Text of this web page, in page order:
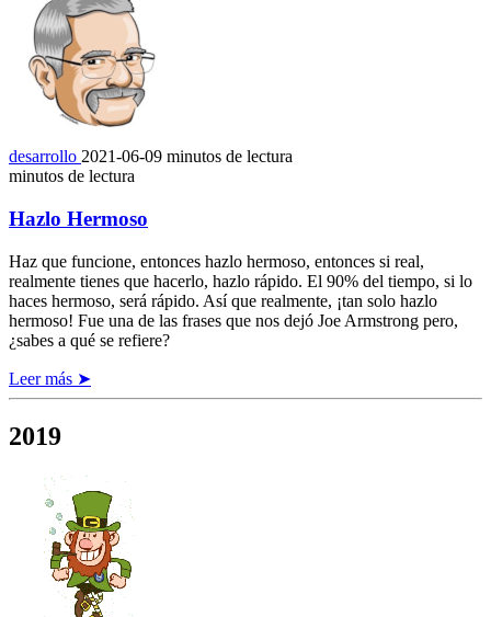
desarrollo 2021-06-09 minutos de lectura
minutos de lectura
Hazlo Hermoso
Haz que funcione, entonces hazlo hermoso, entonces si real,
realmente tienes que hacerlo, hazlo rápido. El 90% del tiempo, si lo
haces hermoso, será rápido. Así que realmente, ¡tan solo hazlo
hermoso! Fue una de las frases que nos dejó Joe Armstrong pero,
¿sabes a qué se refiere?
Leer más ➤
2019